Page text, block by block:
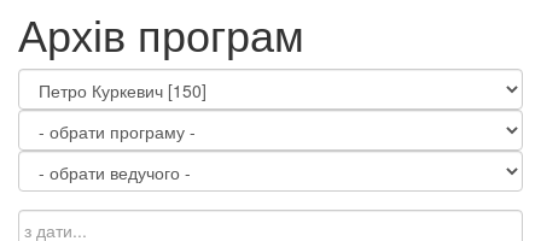
Архів програм